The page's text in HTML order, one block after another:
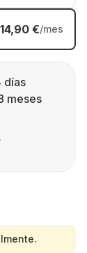
14,90 €/mes
días
meses